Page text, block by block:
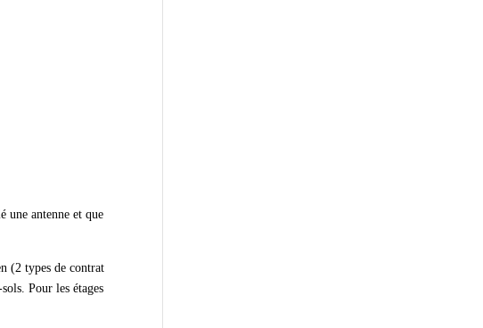
une antenne et que
(2 types de contrat
Pour les étages